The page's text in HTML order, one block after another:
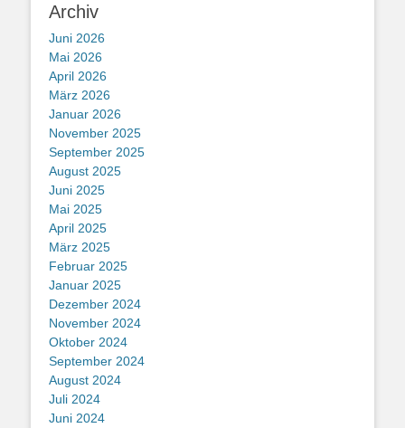
Archiv
Juni 2026
Mai 2026
April 2026
März 2026
Januar 2026
November 2025
September 2025
August 2025
Juni 2025
Mai 2025
April 2025
März 2025
Februar 2025
Januar 2025
Dezember 2024
November 2024
Oktober 2024
September 2024
August 2024
Juli 2024
Juni 2024